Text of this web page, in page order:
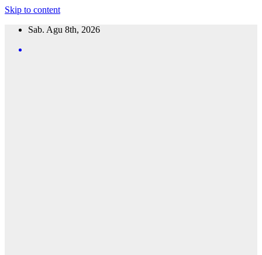
Skip to content
Sab. Agu 8th, 2026